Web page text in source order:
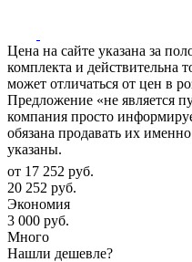
Цена на сайте указана за
комплекта и действительна
может отличаться от цен в
Предложение «не является
компания просто
обязана продавать их
указаны.
от 17 252 руб.
20 252 руб.
Экономия
3 000 руб.
Много
Нашли дешевле?